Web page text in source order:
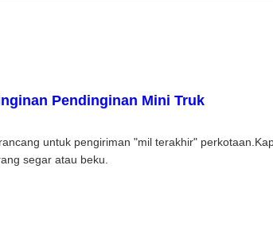
Pendinginan Mini Truk
untuk pengiriman "mil terakhir"
segar atau beku.